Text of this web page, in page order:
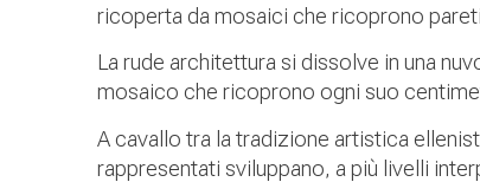
ricoperta da mosaici che ricoprono
La rude architettura si dissolve in una
mosaico che ricoprono ogni suo
A cavallo tra la tradizione artistica
rappresentati sviluppano, a più livelli